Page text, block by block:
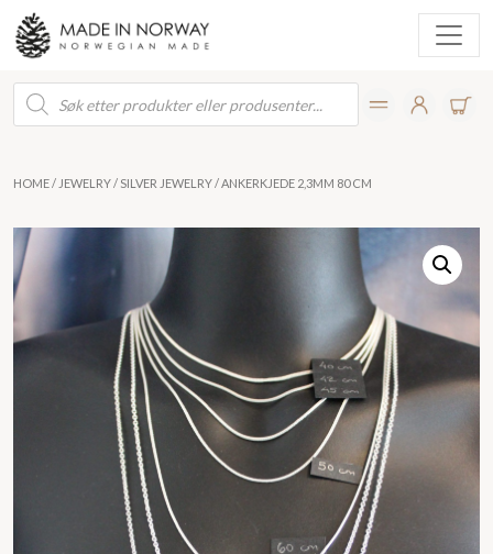
Products
search
HOME/ JEWELRY/ SILVER JEWELRY/ ANKERKJEDE 2,3MM 80 CM